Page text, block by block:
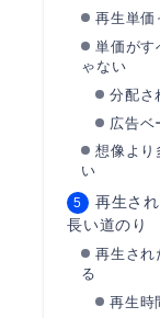
再生単価
単価がす
ゃない
分配さ
広告ベ
想像より
い
再生さ
長い道のり
再生され
る
再生時